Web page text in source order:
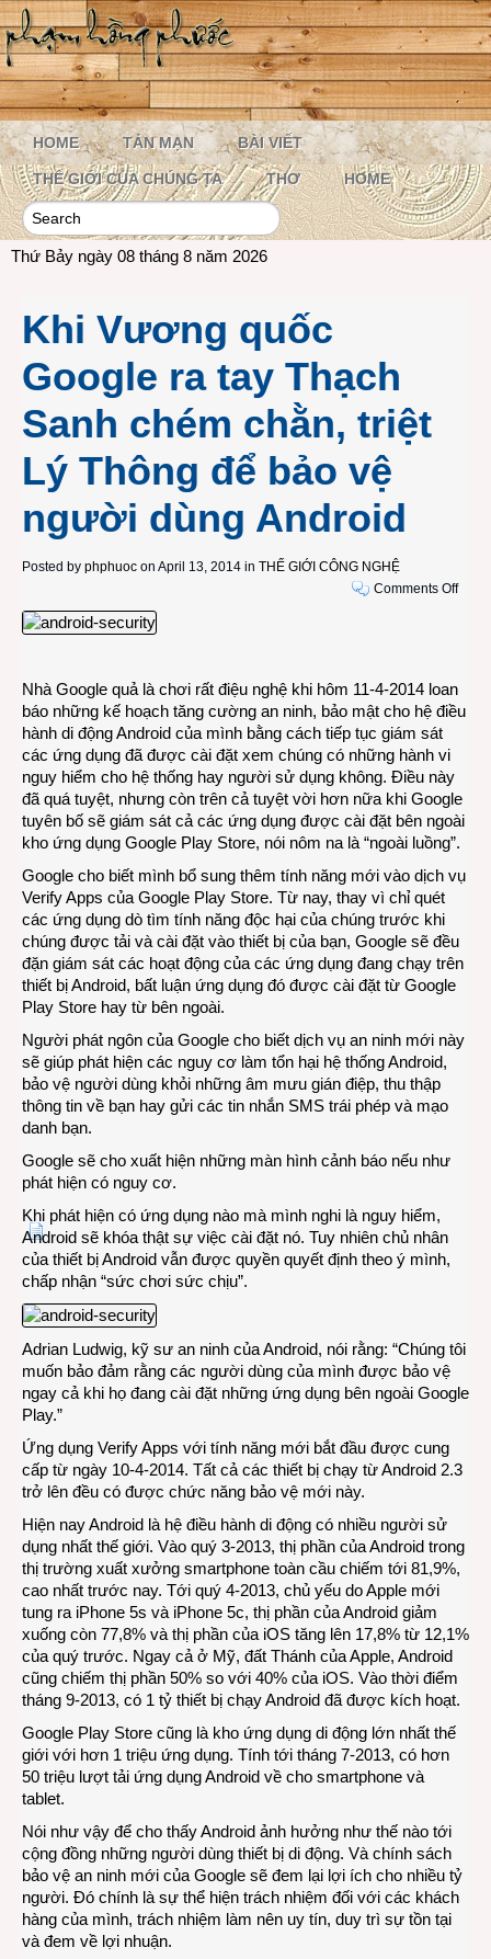
HOME TẢN MẠN BÀI VIẾT
THẾ GIỚI CỦA CHÚNG TA THƠ HOME
Thứ Bảy ngày 08 tháng 8 năm 2026
Khi Vương quốc
Google ra tay Thạch
Sanh chém chằn, triệt
Lý Thông để bảo vệ
người dùng Android
Posted by phphuoc on April 13, 2014 in THẾ GIỚI CÔNG NGHỆ
Comments Offon
ra
tay
chằn,
triệt
Lý
vệ
Nhà Google quả là chơi rất điệu nghệ khi hôm 11-4-2014 loan
báo những kế hoạch tăng cường an ninh, bảo mật cho hệ điều
hành di động Android của mình bằng cách tiếp tục giám sát
các ứng dụng đã được cài đặt xem chúng có những hành vi
nguy hiểm cho hệ thống hay người sử dụng không. Điều này
đã quá tuyệt, nhưng còn trên cả tuyệt vời hơn nữa khi Google
tuyên bố sẽ giám sát cả các ứng dụng được cài đặt bên ngoài
kho ứng dụng Google Play Store, nói nôm na là “ngoài luồng”.
Google cho biết mình bổ sung thêm tính năng mới vào dịch vụ
Verify Apps của Google Play Store. Từ nay, thay vì chỉ quét
các ứng dụng dò tìm tính năng độc hại của chúng trước khi
chúng được tải và cài đặt vào thiết bị của bạn, Google sẽ đều
đặn giám sát các hoạt động của các ứng dụng đang chạy trên
thiết bị Android, bất luận ứng dụng đó được cài đặt từ Google
Play Store hay từ bên ngoài.
Người phát ngôn của Google cho biết dịch vụ an ninh mới này
sẽ giúp phát hiện các nguy cơ làm tổn hại hệ thống Android,
bảo vệ người dùng khỏi những âm mưu gián điệp, thu thập
thông tin về bạn hay gửi các tin nhắn SMS trái phép và mạo
danh bạn.
Google sẽ cho xuất hiện những màn hình cảnh báo nếu như
phát hiện có nguy cơ.
Khi phát hiện có ứng dụng nào mà mình nghi là nguy hiểm,
Android sẽ khóa thật sự việc cài đặt nó. Tuy nhiên chủ nhân
của thiết bị Android vẫn được quyền quyết định theo ý mình,
chấp nhận “sức chơi sức chịu”.
Adrian Ludwig, kỹ sư an ninh của Android, nói rằng: “Chúng tôi
muốn bảo đảm rằng các người dùng của mình được bảo vệ
ngay cả khi họ đang cài đặt những ứng dụng bên ngoài Google
Play.”
Ứng dụng Verify Apps với tính năng mới bắt đầu được cung
cấp từ ngày 10-4-2014. Tất cả các thiết bị chạy từ Android 2.3
trở lên đều có được chức năng bảo vệ mới này.
Hiện nay Android là hệ điều hành di động có nhiều người sử
dụng nhất thế giới. Vào quý 3-2013, thị phần của Android trong
thị trường xuất xưởng smartphone toàn cầu chiếm tới 81,9%,
cao nhất trước nay. Tới quý 4-2013, chủ yếu do Apple mới
tung ra iPhone 5s và iPhone 5c, thị phần của Android giảm
xuống còn 77,8% và thị phần của iOS tăng lên 17,8% từ 12,1%
của quý trước. Ngay cả ở Mỹ, đất Thánh của Apple, Android
cũng chiếm thị phần 50% so với 40% của iOS. Vào thời điểm
tháng 9-2013, có 1 tỷ thiết bị chạy Android đã được kích hoạt.
Google Play Store cũng là kho ứng dụng di động lớn nhất thế
giới với hơn 1 triệu ứng dụng. Tính tới tháng 7-2013, có hơn
50 triệu lượt tải ứng dụng Android về cho smartphone và
tablet.
Nói như vậy để cho thấy Android ảnh hưởng như thế nào tới
cộng đồng những người dùng thiết bị di động. Và chính sách
bảo vệ an ninh mới của Google sẽ đem lại lợi ích cho nhiều tỷ
người. Đó chính là sự thể hiện trách nhiệm đối với các khách
hàng của mình, trách nhiệm làm nên uy tín, duy trì sự tồn tại
và đem về lợi nhuận.